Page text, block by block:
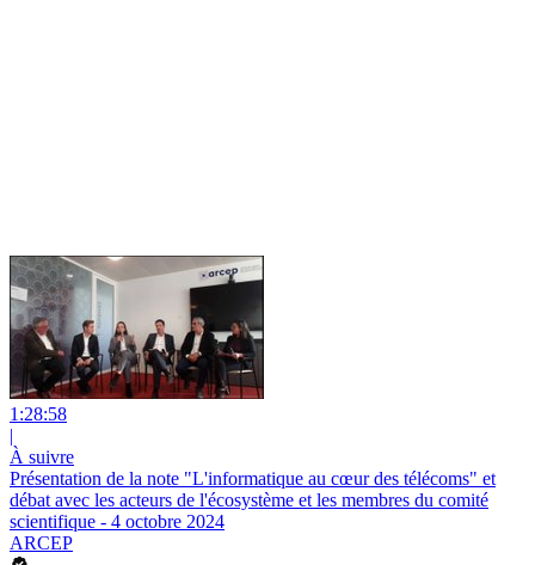
1:28:58
|
À suivre
Présentation de la note "L'informatique au cœur des télécoms" et
débat avec les acteurs de l'écosystème et les membres du comité
scientifique - 4 octobre 2024
ARCEP